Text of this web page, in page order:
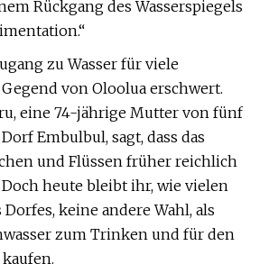
Rückgang des Wasserspiegels
zu Wasser für viele
von Oloolua erschwert.
eine 74-jährige Mutter von fünf
Embulbul, sagt, dass das
und Flüssen früher reichlich
heute bleibt ihr, wie vielen
keine andere Wahl, als
zum Trinken und für den